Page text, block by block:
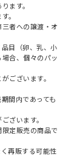
ます。
。
者への譲渡・オ
目（卵、乳、小
合、個々のパッ
ございます。
間内であっても
ざいます。
定販売の商品で
再販する可能性